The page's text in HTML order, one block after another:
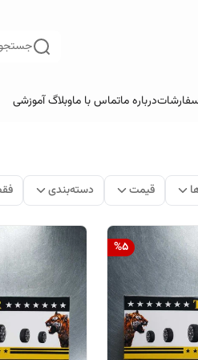
درباره ماتماس با ماوبلاگ آموزشی
قیمت دسته‌بندی
%5